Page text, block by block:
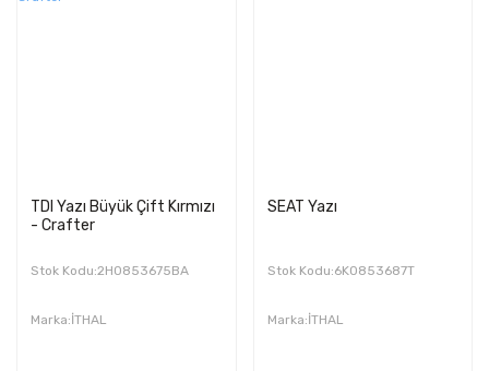
TDI Yazı Büyük Çift Kırmızı
- Crafter
Stok Kodu:2H0853675BA
Marka:İTHAL
SEAT Yazı
Stok Kodu:6K0853687T
Marka:İTHAL